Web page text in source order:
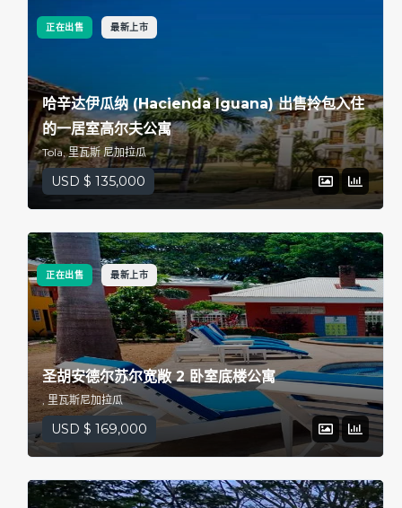
正在出售 最新上市
哈辛达伊瓜纳 (Hacienda Iguana) 出售拎包入住
的一居室高尔夫公寓
Tola, 里瓦斯 尼加拉瓜
USD $ 135,000
正在出售 最新上市
圣胡安德尔苏尔宽敞 2 卧室底楼公寓
, 里瓦斯尼加拉瓜
USD $ 169,000